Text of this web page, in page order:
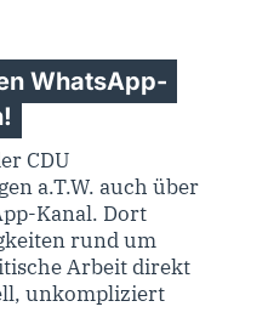
WhatsApp-
CDU
a.T.W. auch über
Kanal. Dort
rund um
Arbeit direkt
unkompliziert